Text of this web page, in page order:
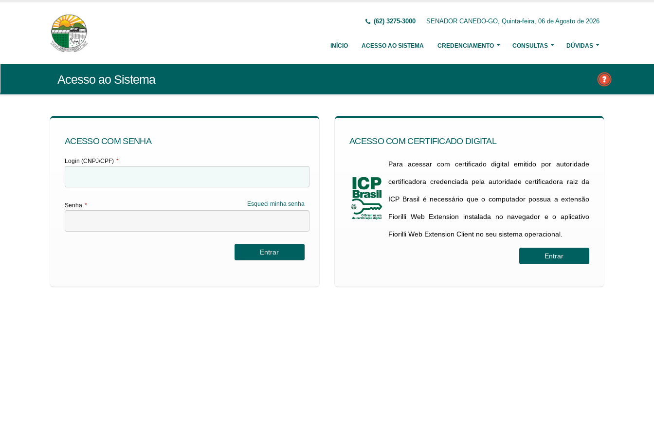
(62) 3275-3000 SENADOR CANEDO-GO, Quinta-feira, 06 de Agosto de 2026
INÍCIO ACESSO AO SISTEMA CREDENCIAMENTO CONSULTAS DÚVIDAS
Acesso ao Sistema
ACESSO COM SENHA
Login (CNPJ/CPF) *
Esqueci minha senha
Senha *
ACESSO COM CERTIFICADO DIGITAL
Para acessar com certificado digital emitido por autoridade
certificadora credenciada pela autoridade certificadora raiz da
ICP Brasil é necessário que o computador possua a extensão
Fiorilli Web Extension instalada no navegador e o aplicativo
Fiorilli Web Extension Client no seu sistema operacional.